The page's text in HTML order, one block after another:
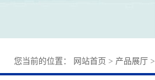
您当前的位置： 网站首页 > 产品展厅 >